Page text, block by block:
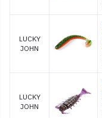
LUCKY
JOHN
LUCKY
JOHN